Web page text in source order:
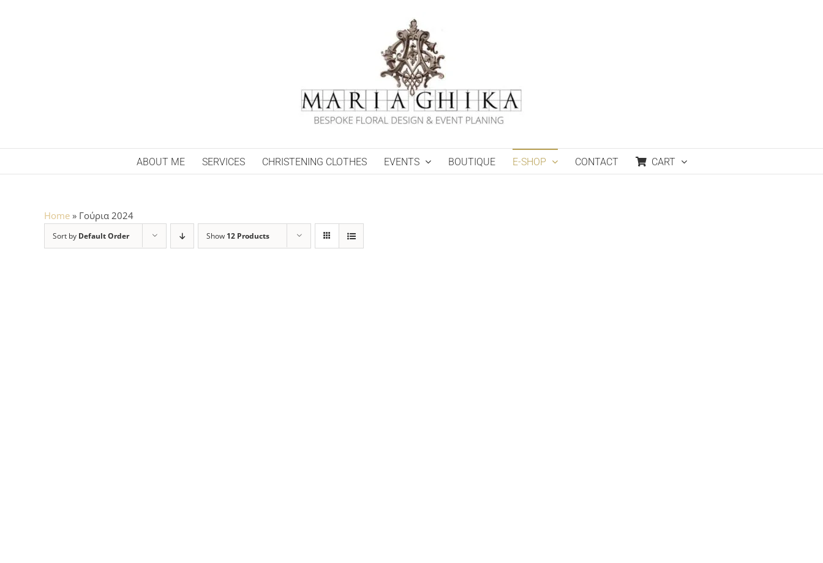
ABOUT ME SERVICES CHRISTENING CLOTHES EVENTS BOUTIQUE E-SHOP CONTACT CART
Home » Γούρια 2024
Sort by Default Order Show 12 Products